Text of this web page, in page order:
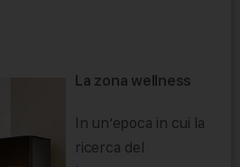
La zona wellness
In un’epoca in cui la
ricerca del